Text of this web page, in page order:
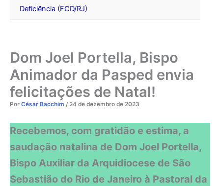
Deficiência (FCD/RJ)
Dom Joel Portella, Bispo
Animador da Pasped envia
felicitações de Natal!
Por César Bacchim / 24 de dezembro de 2023
Recebemos, com gratidão e estima, a
saudação natalina de Dom Joel Portella,
Bispo Auxiliar da Arquidiocese de São
Sebastião do Rio de Janeiro à Pastoral da